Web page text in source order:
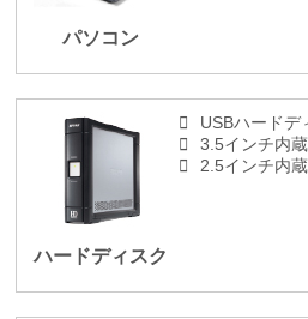
パソコン
ハードディスク
USBハードデ
3.5インチ内
2.5インチ内